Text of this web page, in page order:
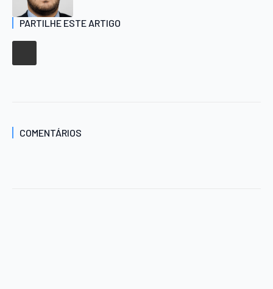
PARTILHE ESTE ARTIGO
COMENTÁRIOS